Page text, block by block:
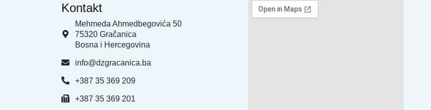
Kontakt
Mehmeda Ahmedbegovića 50
75320 Gračanica
Bosna i Hercegovina
info@dzgracanica.ba
+387 35 369 209
+387 35 369 201